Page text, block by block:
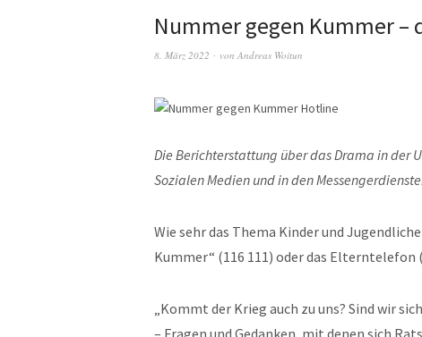
Nummer gegen Kummer
8. März 2022 von Andreas Woitun
Die Berichterstattung über das Drama in der
Sozialen Medien und in den
Wie sehr das Thema Kinder und
Kummer“ (116 111) oder das
„Kommt der Krieg auch zu uns? Sind wir
– Fragen und Gedanken, mit denen sich